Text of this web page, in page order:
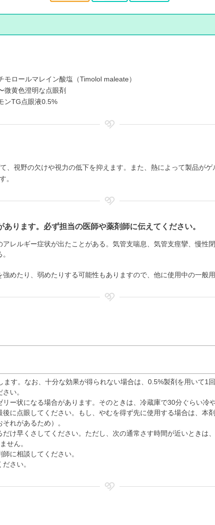
モロールマレイン酸塩（Timolol maleate）
微黄色澄明な点眼剤
ンTG点眼液0.5%
、視野の欠けや視力の低下を抑えます。また、熱によって製品がゲ
。
ります。必ず担当の医師や薬剤師に伝えてください。
レルギー症状が出たことがある。気管支喘息、気管支痙攣、慢性
めたり、弱めたりする可能性もありますので、他に使用中の一般
す。なお、十分な効果が得られない場合は、0.5%製剤を用いて1
い。
ー状になる場合があります。そのときは、冷蔵庫で30分ぐらい冷
に点眼してください。もし、やむを得ず先に使用する場合は、本
れがあるため）。
け早くさしてください。ただし、次の通常さす時間が近いときは
せん。
に相談してください。
さい。